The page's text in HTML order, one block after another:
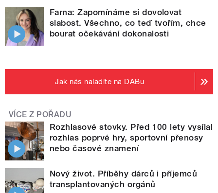
Farna: Zapomínáme si dovolovat
slabost. Všechno, co teď tvořím, chce
bourat očekávání dokonalosti
Jak nás naladíte na DABu
VÍCE Z POŘADU
Rozhlasové stovky. Před 100 lety vysílal
rozhlas poprvé hry, sportovní přenosy
nebo časové znamení
Nový život. Příběhy dárců i příjemců
transplantovaných orgánů